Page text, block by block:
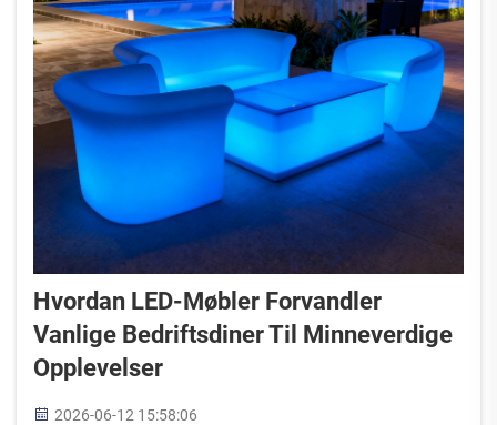
Hvordan LED-Møbler Forvandler
Vanlige Bedriftsdiner Til Minneverdige
Opplevelser
2026-06-12 15:58:06